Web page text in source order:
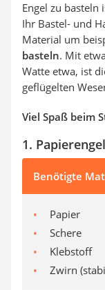
Engel zu basteln
Ihr Bastel- und
Material um
basteln. Mit
Watte etwa, ist
geflügelten
Viel Spaß beim
1.
Benötigte
Papier
Schere
Klebstoff
Zwirn